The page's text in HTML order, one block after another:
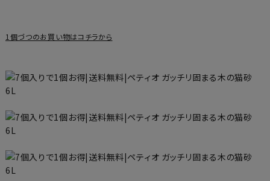
1個づつのお買い物はコチラから